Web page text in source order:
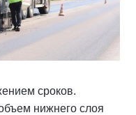
сроков.
нижнего слоя